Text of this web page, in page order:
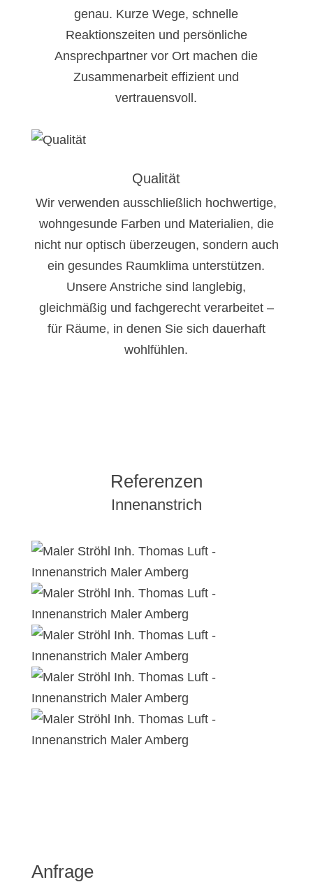
genau. Kurze Wege, schnelle
Reaktionszeiten und persönliche
Ansprechpartner vor Ort machen die
Zusammenarbeit effizient und
vertrauensvoll.
Qualität
Wir verwenden ausschließlich hochwertige,
wohngesunde Farben und Materialien, die
nicht nur optisch überzeugen, sondern auch
ein gesundes Raumklima unterstützen.
Unsere Anstriche sind langlebig,
gleichmäßig und fachgerecht verarbeitet –
für Räume, in denen Sie sich dauerhaft
wohlfühlen.
Referenzen
Innenanstrich
Anfrage